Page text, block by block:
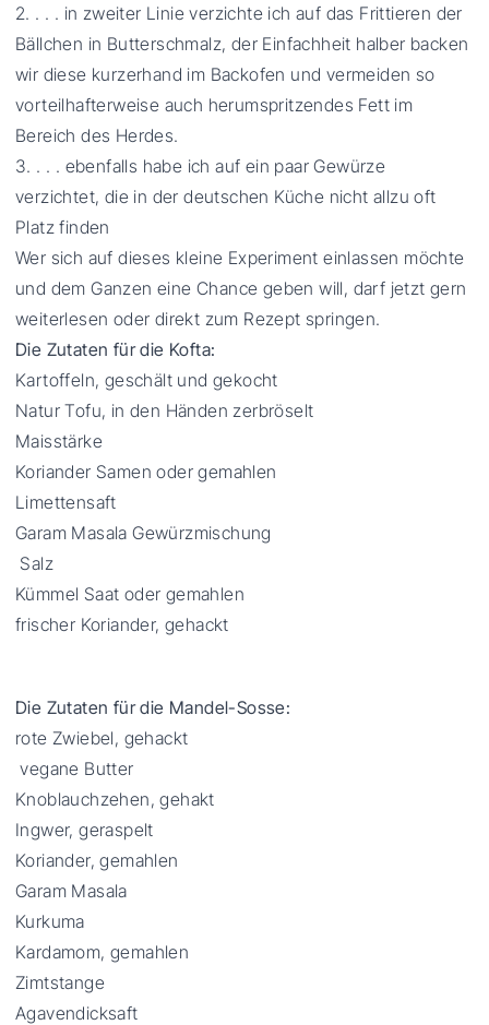
2. . . . in zweiter Linie verzichte ich auf das Frittieren der
Bällchen in Butterschmalz, der Einfachheit halber backen
wir diese kurzerhand im Backofen und vermeiden so
vorteilhafterweise auch herumspritzendes Fett im
Bereich des Herdes.
3. . . . ebenfalls habe ich auf ein paar Gewürze
verzichtet, die in der deutschen Küche nicht allzu oft
Platz finden
Wer sich auf dieses kleine Experiment einlassen möchte
und dem Ganzen eine Chance geben will, darf jetzt gern
weiterlesen oder direkt zum Rezept springen.
Die Zutaten für die Kofta:
Kartoffeln, geschält und gekocht
Natur Tofu, in den Händen zerbröselt
Maisstärke
Koriander Samen oder gemahlen
Limettensaft
Garam Masala Gewürzmischung
Salz
Kümmel Saat oder gemahlen
frischer Koriander, gehackt
Die Zutaten für die Mandel-Sosse:
rote Zwiebel, gehackt
vegane Butter
Knoblauchzehen, gehakt
Ingwer, geraspelt
Koriander, gemahlen
Garam Masala
Kurkuma
Kardamom, gemahlen
Zimtstange
Agavendicksaft